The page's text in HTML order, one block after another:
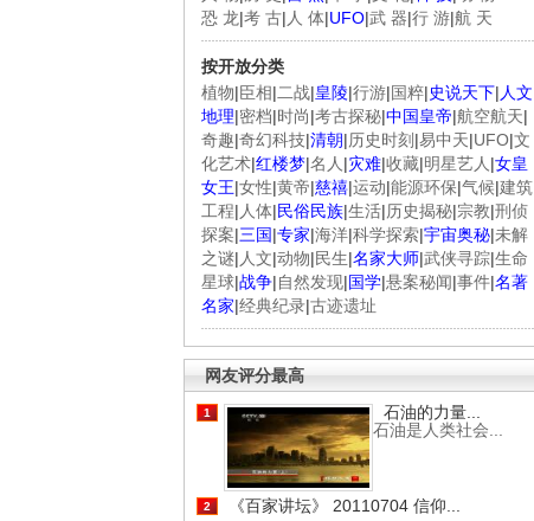
恐 龙|考 古| 人 体|UFO|武 器|行 游|航 天
按开放分类
植物|臣相|二战|皇陵|行游|国粹|史说天下| 人文
地理|密档|时尚|考古探秘|中国皇帝|航空航天|
奇趣|奇幻科技|清朝|历史时刻 |易中天|UFO|文
化艺术|红楼梦|名人 |灾难|收藏|明星艺人 |女皇
女王|女性|黄帝|慈禧|运动|能源环保|气候|建筑
工程| 人体|民俗民族|生活|历史揭秘|宗教|刑侦
探案|三国|专家|海洋|科学探索|宇宙奥秘|未解
之谜| 人文|动物|民生|名家大师|武侠寻踪|生命
星球|战争|自然发现|国学|悬案秘闻|事件|名著
名家|经典纪录|古迹遗址
网友评分最高
1
石油的力量...
石油是人类社会...
2 《百家讲坛》 20110704 信仰...